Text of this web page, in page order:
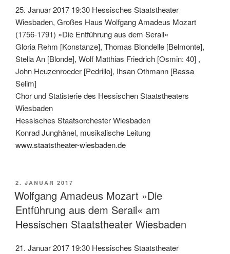
25. Januar 2017 19:30 Hessisches Staatstheater
Wiesbaden, Großes Haus Wolfgang Amadeus Mozart
(1756-1791) »Die Entführung aus dem Serail«
Gloria Rehm [Konstanze], Thomas Blondelle [Belmonte],
Stella An [Blonde], Wolf Matthias Friedrich [Osmin: 40] ,
John Heuzenroeder [Pedrillo], Ihsan Othmann [Bassa
Selim]
Chor und Statisterie des Hessischen Staatstheaters
Wiesbaden
Hessisches Staatsorchester Wiesbaden
Konrad Junghänel, musikalische Leitung
www.staatstheater-wiesbaden.de
VERÖFFENTLICHT
AM
2. JANUAR 2017
Wolfgang Amadeus Mozart »Die
Entführung aus dem Serail« am
Hessischen Staatstheater Wiesbaden
21. Januar 2017 19:30 Hessisches Staatstheater